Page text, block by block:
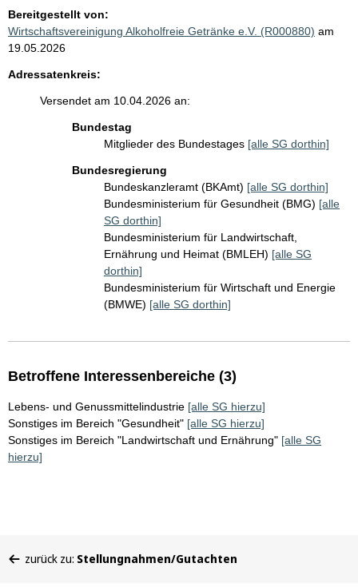
Bereitgestellt von:
Wirtschaftsvereinigung Alkoholfreie Getränke e.V. (R000880) am
19.05.2026
Adressatenkreis:
Versendet am 10.04.2026 an:
Bundestag
Mitglieder des Bundestages [alle SG dorthin]
Bundesregierung
Bundeskanzleramt (BKAmt) [alle SG dorthin]
Bundesministerium für Gesundheit (BMG) [alle
SG dorthin]
Bundesministerium für Landwirtschaft,
Ernährung und Heimat (BMLEH) [alle SG
dorthin]
Bundesministerium für Wirtschaft und Energie
(BMWE) [alle SG dorthin]
Betroffene Interessenbereiche (3)
Lebens- und Genussmittelindustrie [alle SG hierzu]
Sonstiges im Bereich "Gesundheit" [alle SG hierzu]
Sonstiges im Bereich "Landwirtschaft und Ernährung" [alle SG
hierzu]
befinden
zurück zu: Stellungnahmen/Gutachten